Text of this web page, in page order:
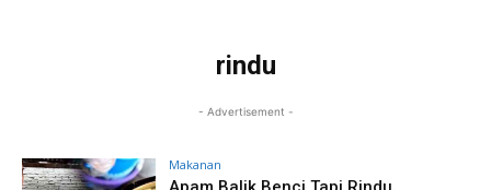
rindu
- Advertisement -
Makanan